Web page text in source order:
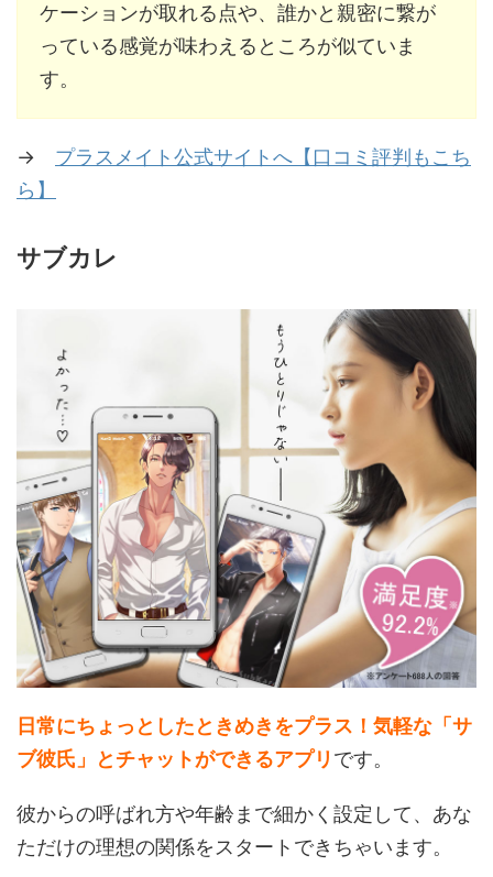
ケーションが取れる点や、誰かと親密に繋が
っている感覚が味わえるところが似ていま
す。
→ プラスメイト公式サイトへ【口コミ評判もこち
ら】
サブカレ
日常にちょっとしたときめきをプラス！気軽な「サ
ブ彼氏」とチャットができるアプリ です。
彼からの呼ばれ方や年齢まで細かく設定して、あな
ただけの理想の関係をスタートできちゃいます。